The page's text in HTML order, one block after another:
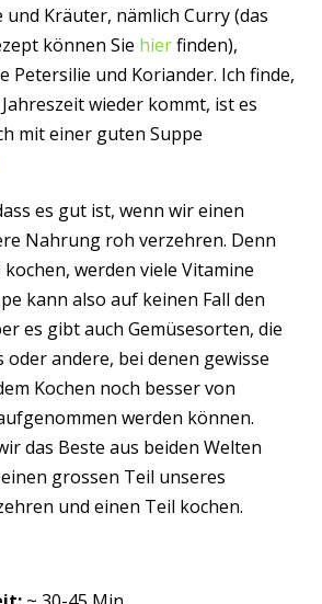
und Kräuter, nämlich Curry (das
können Sie hierfinden),
Petersilie und Koriander. Ich finde,
wieder kommt, ist es
mit einer guten Suppe
es gut ist, wenn wir einen
Nahrung roh verzehren. Denn
werden viele Vitamine
kann also auf keinen Fall den
es gibt auch Gemüsesorten, die
oder andere, bei denen gewisse
Kochen noch besser von
werden können.
das Beste aus beiden Welten
grossen Teil unseres
und einen Teil kochen.